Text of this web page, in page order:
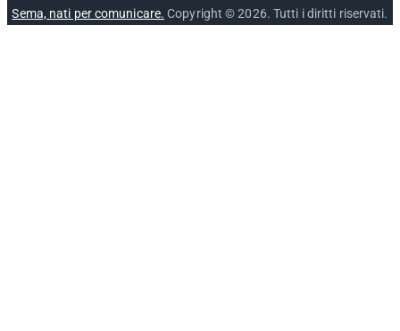
Sema, nati per comunicare. Copyright © 2026. Tutti i diritti riservati.